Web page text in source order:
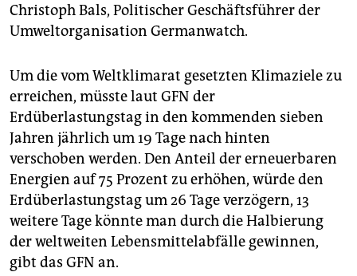
Christoph Bals, Politischer Geschäftsführer der
Umweltorganisation Germanwatch.
Um die vom Weltklimarat gesetzten Klimaziele zu
erreichen, müsste laut GFN der
Erdüberlastungstag in den kommenden sieben
Jahren jährlich um 19 Tage nach hinten
verschoben werden. Den Anteil der erneuerbaren
Energien auf 75 Prozent zu erhöhen, würde den
Erdüberlastungstag um 26 Tage verzögern, 13
weitere Tage könnte man durch die Halbierung
der weltweiten Lebensmittelabfälle gewinnen,
gibt das GFN an.